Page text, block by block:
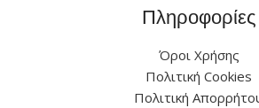
Πληροφορίες
Όροι Χρήσης
Πολιτική Cookies
Πολιτική